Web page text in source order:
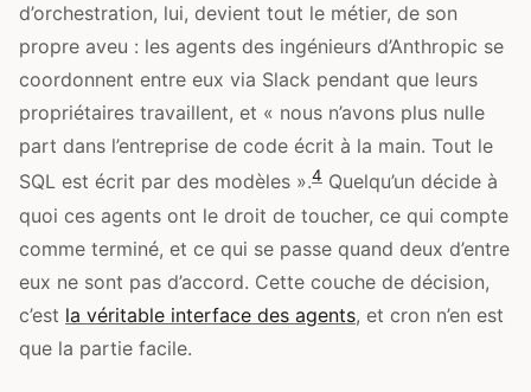
d’orchestration, lui, devient tout le métier, de son
propre aveu : les agents des ingénieurs d’Anthropic se
coordonnent entre eux via Slack pendant que leurs
propriétaires travaillent, et « nous n’avons plus nulle
part dans l’entreprise de code écrit à la main. Tout le
SQL est écrit par des modèles ».4 Quelqu’un décide à
quoi ces agents ont le droit de toucher, ce qui compte
comme terminé, et ce qui se passe quand deux d’entre
eux ne sont pas d’accord. Cette couche de décision,
c’est la véritable interface des agents, et cron n’en est
que la partie facile.